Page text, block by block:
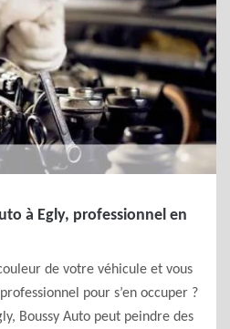
à Egly, professionnel en
de votre véhicule et vous
pour s’en occuper ?
Boussy Auto peut peindre des